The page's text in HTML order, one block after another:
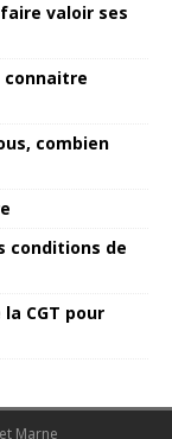
valoir ses
combien
conditions de
CGT pour
Marne